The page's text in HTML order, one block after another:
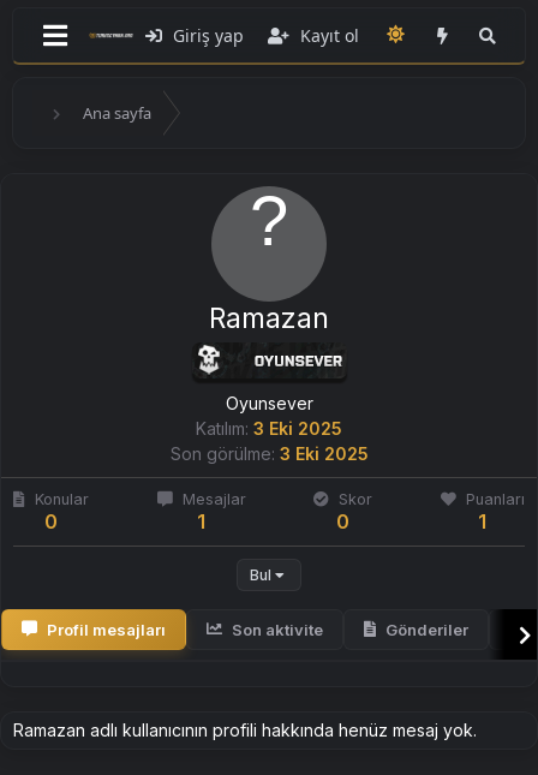
Giriş yap Kayıt ol
Ana sayfa
Ramazan
Oyunsever
Katılım 3 Eki 2025
Son görülme 3 Eki 2025
Konular
0
Mesajlar
1
Skor
0
Puanları
1
Bul
Profil mesajları Son aktivite Gönderiler
Ramazan adlı kullanıcının profili hakkında henüz mesaj yok.